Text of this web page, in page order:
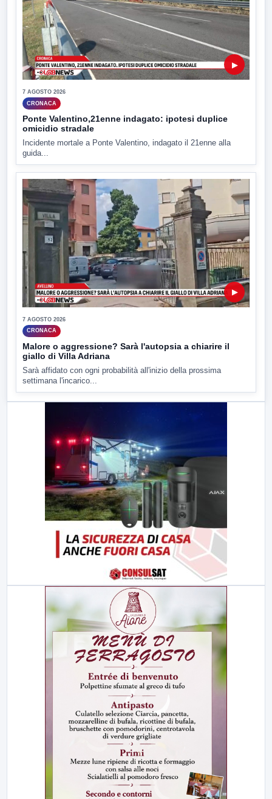
▶
7 AGOSTO 2026
CRONACA
Ponte Valentino,21enne indagato: ipotesi duplice
omicidio stradale
Incidente mortale a Ponte Valentino, indagato il 21enne alla
guida...
▶
7 AGOSTO 2026
CRONACA
Malore o aggressione? Sarà l'autopsia a chiarire il
giallo di Villa Adriana
Sarà affidato con ogni probabilità all'inizio della prossima
settimana l'incarico...